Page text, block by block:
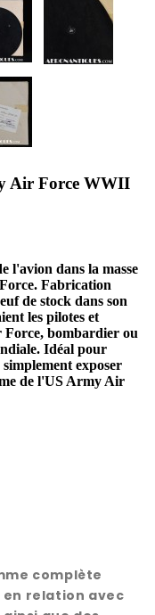
Air Force WWII
l'avion dans la masse
Fabrication
de stock dans son
les pilotes et
bombardier ou
Idéal pour
exposer
de l'US Army Air
complète
relation avec